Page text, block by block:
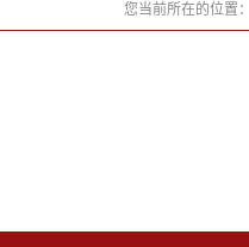
您当前所在的位置：